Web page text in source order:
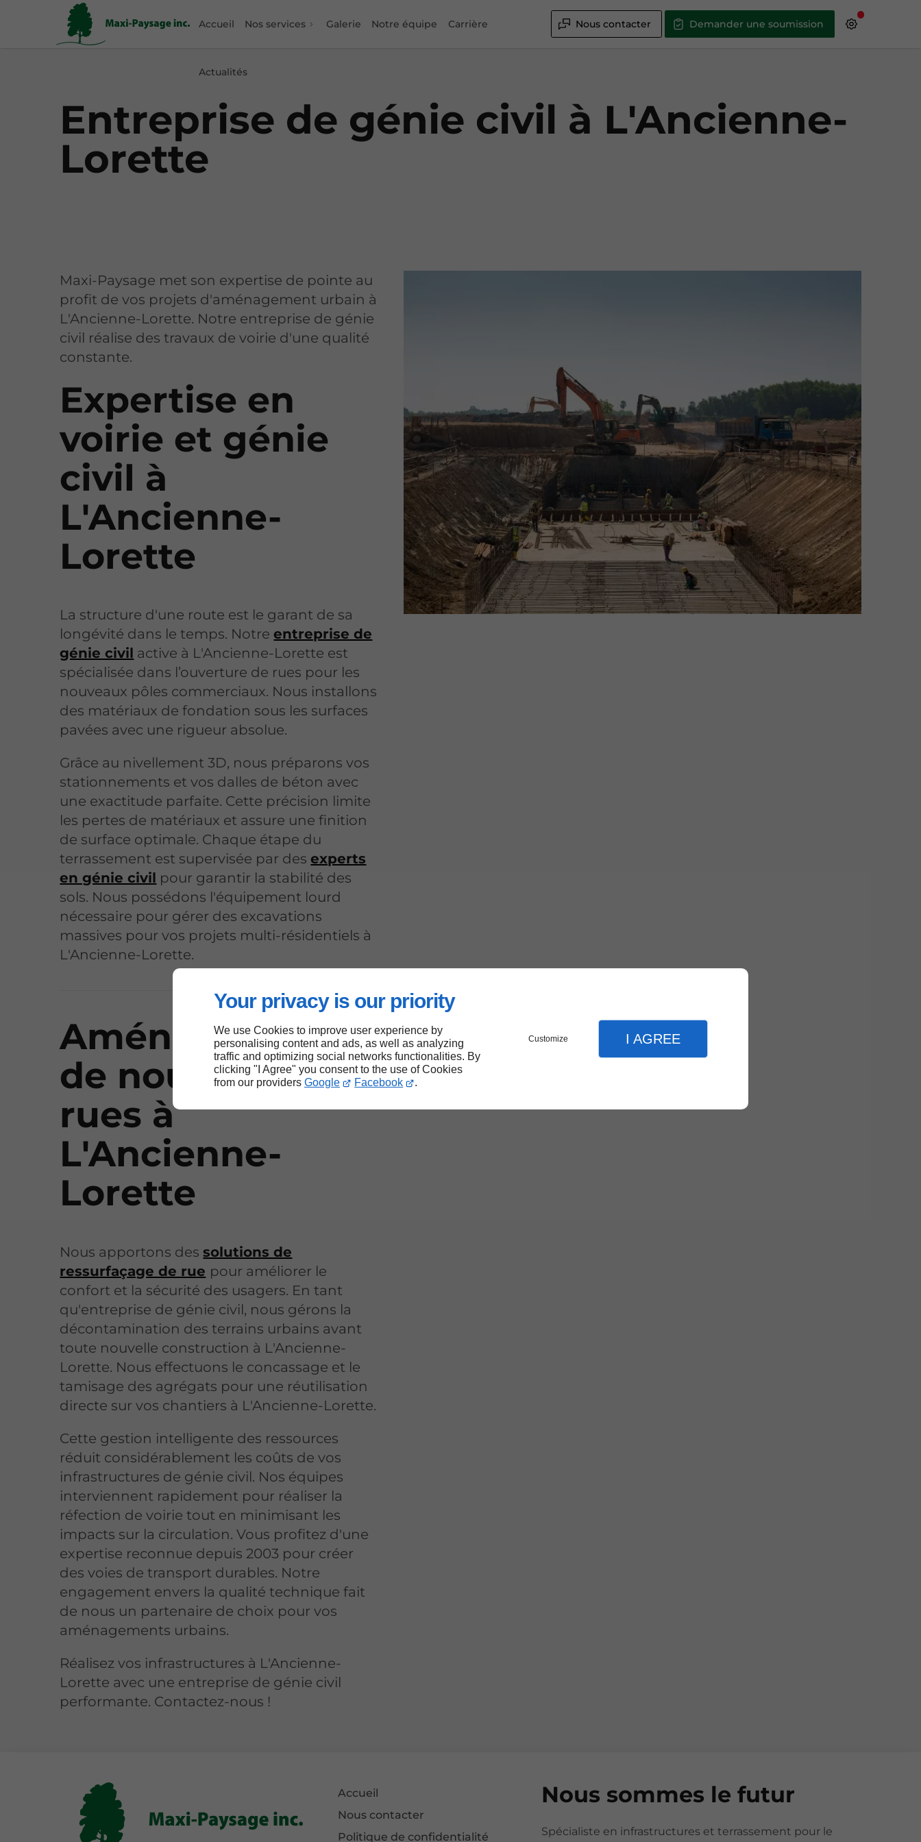
Your privacy is our priority
We use Cookies to improve user experience by
personalising content and ads, as well as analyzing
traffic and optimizing social networks functionalities. By
clicking "I Agree" you consent to the use of Cookies
from our providers Google Facebook .
Customize I AGREE
Accueil Nos services Galerie Notre équipe Carrière
Actualités
Nous contacter Demander une soumission
Entreprise de génie civil à L'Ancienne-
Lorette
Maxi-Paysage met son expertise de pointe au
profit de vos projets d'aménagement urbain à
L'Ancienne-Lorette. Notre entreprise de génie
civil réalise des travaux de voirie d'une qualité
constante.
Expertise en
voirie et génie
civil à
L'Ancienne-
Lorette
La structure d'une route est le garant de sa
longévité dans le temps. Notreentreprise de
génie civil active à L'Ancienne-Lorette est
spécialisée dans l’ouverture de rues pour les
nouveaux pôles commerciaux. Nous installons
des matériaux de fondation sous les surfaces
pavées avec une rigueur absolue.
Grâce au nivellement 3D, nous préparons vos
stationnements et vos dalles de béton avec
une exactitude parfaite. Cette précision limite
les pertes de matériaux et assure une finition
de surface optimale. Chaque étape du
terrassement est supervisée par desexperts
en génie civil pour garantir la stabilité des
sols. Nous possédons l'équipement lourd
nécessaire pour gérer des excavations
massives pour vos projets multi-résidentiels à
L'Ancienne-Lorette.
Aménagement
de nouvelles
rues à
L'Ancienne-
Lorette
Nous apportons dessolutions de
ressurfaçage de rue pour améliorer le
confort et la sécurité des usagers. En tant
qu'entreprise de génie civil, nous gérons la
décontamination des terrains urbains avant
toute nouvelle construction à L'Ancienne-
Lorette. Nous effectuons le concassage et le
tamisage des agrégats pour une réutilisation
directe sur vos chantiers à L'Ancienne-Lorette.
Cette gestion intelligente des ressources
réduit considérablement les coûts de vos
infrastructures de génie civil. Nos équipes
interviennent rapidement pour réaliser la
réfection de voirie tout en minimisant les
impacts sur la circulation. Vous profitez d'une
expertise reconnue depuis 2003 pour créer
des voies de transport durables. Notre
engagement envers la qualité technique fait
de nous un partenaire de choix pour vos
aménagements urbains.
Réalisez vos infrastructures à L'Ancienne-
Lorette avec une entreprise de génie civil
performante. Contactez-nous !
Accueil
Nous contacter
Politique de confidentialité
Nous sommes le futur
Spécialiste en infrastructures et terrassement pour le